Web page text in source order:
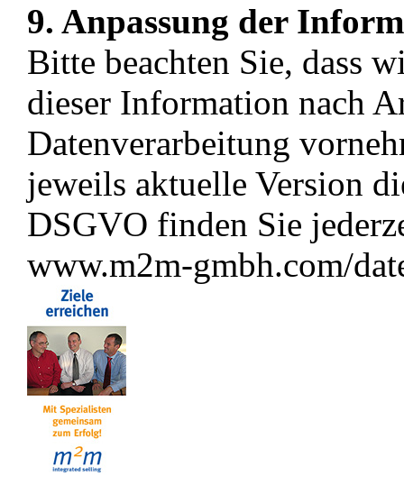
9. Anpassung der
Bitte beachten Sie, dass
dieser Information nach
Datenverarbeitung
jeweils aktuelle Version
DSGVO finden Sie
www.m2m-gmbh.com/